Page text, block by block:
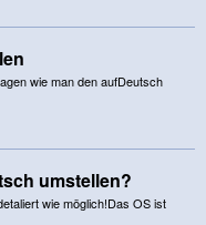
wie man den aufDeutsch
umstellen?
wie möglich!Das OS ist